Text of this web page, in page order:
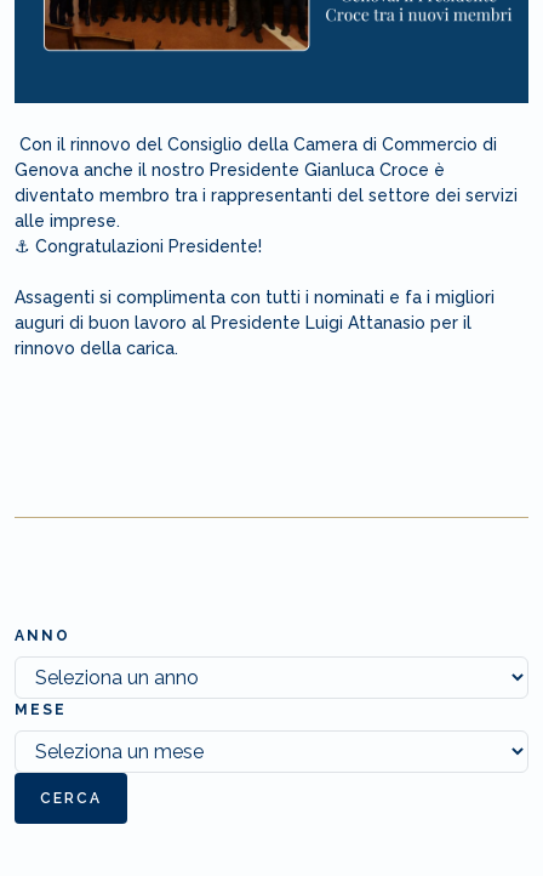
Con il rinnovo del Consiglio della Camera di Commercio di
Genova anche il nostro Presidente Gianluca Croce è
diventato membro tra i rappresentanti del settore dei servizi
alle imprese.
⚓️ Congratulazioni Presidente!
Assagenti si complimenta con tutti i nominati e fa i migliori
auguri di buon lavoro al Presidente Luigi Attanasio per il
rinnovo della carica.
ANNO
MESE
CERCA